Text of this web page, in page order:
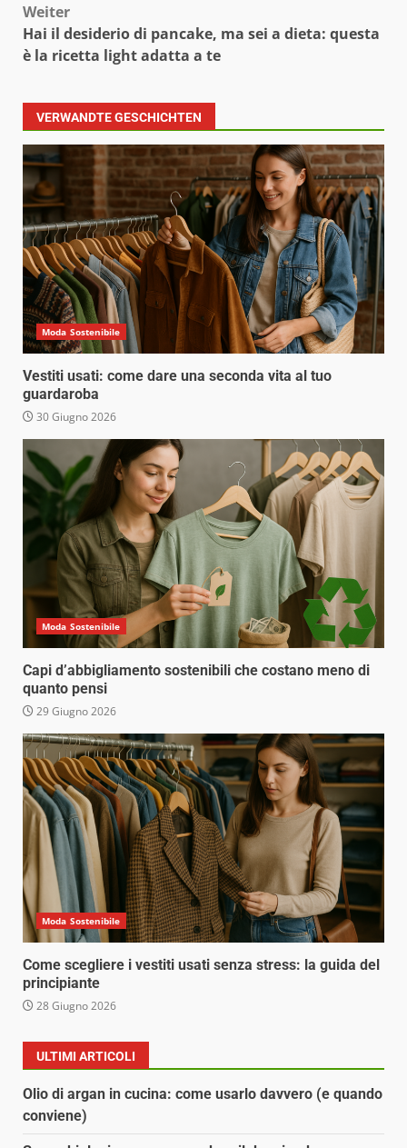
Weiter
Hai il desiderio di pancake, ma sei a dieta: questa
è la ricetta light adatta a te
VERWANDTE GESCHICHTEN
Moda Sostenibile
Vestiti usati: come dare una seconda vita al tuo
guardaroba
30 Giugno 2026
Moda Sostenibile
Capi d’abbigliamento sostenibili che costano meno di
quanto pensi
29 Giugno 2026
Moda Sostenibile
Come scegliere i vestiti usati senza stress: la guida del
principiante
28 Giugno 2026
ULTIMI ARTICOLI
Olio di argan in cucina: come usarlo davvero (e quando
conviene)